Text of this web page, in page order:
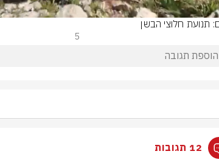
תנועת חלוצי הבשן
5
12 תגובות